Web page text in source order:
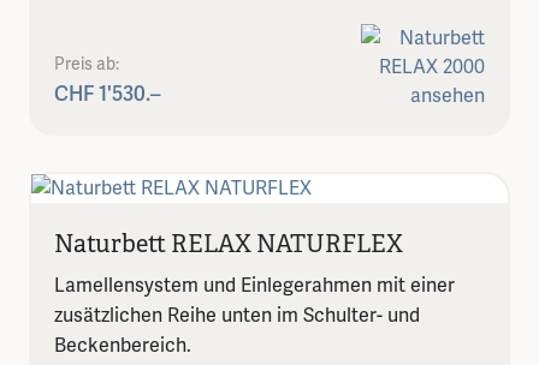
Preis ab:
CHF 1'530.–
Naturbett RELAX NATURFLEX
Lamellensystem und Einlegerahmen mit einer
zusätzlichen Reihe unten im Schulter- und
Beckenbereich.